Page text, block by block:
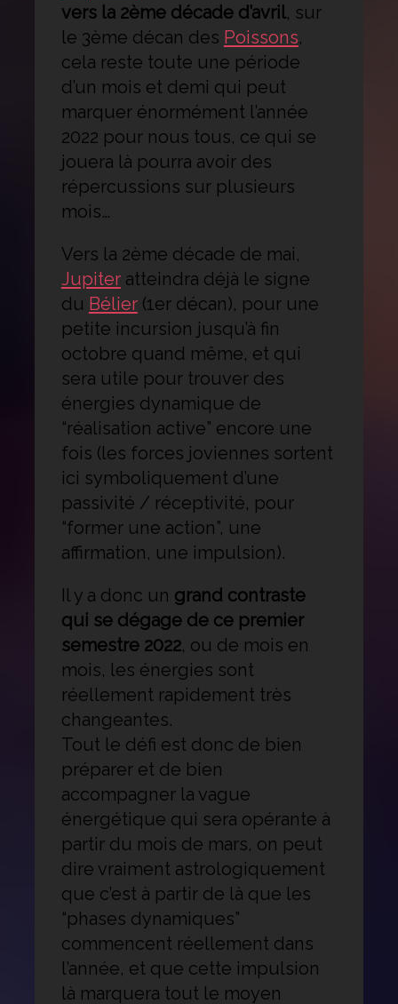
vers la 2ème décade d’avril, sur
le 3ème décan des Poissons,
cela reste toute une période
d’un mois et demi qui peut
marquer énormément l’année
2022 pour nous tous, ce qui se
jouera là pourra avoir des
répercussions sur plusieurs
mois…
Vers la 2ème décade de mai,
Jupiteratteindra déjà le signe
du Bélier(1er décan), pour une
petite incursion jusqu’à fin
octobre quand même, et qui
sera utile pour trouver des
énergies dynamique de
“réalisation active” encore une
fois (les forces joviennes sortent
ici symboliquement d’une
passivité / réceptivité, pour
“former une action”, une
affirmation, une impulsion).
Il y a donc un grand contraste
qui se dégage de ce premier
semestre 2022, ou de mois en
mois, les énergies sont
réellement rapidement très
changeantes.
Tout le défi est donc de bien
préparer et de bien
accompagner la vague
énergétique qui sera opérante à
partir du mois de mars, on peut
dire vraiment astrologiquement
que c’est à partir de là que les
“phases dynamiques”
commencent réellement dans
l’année, et que cette impulsion
là marquera tout le moyen